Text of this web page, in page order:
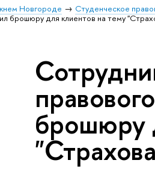
Новгороде Студенческое
брошюру для клиентов на тему
брошюру